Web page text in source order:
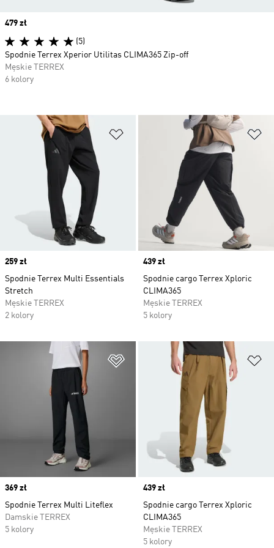
Dodaj do listy życzeń
Price
259 zł
Spodnie Terrex Multi Essentials
Stretch
Męskie TERREX
2 kolory
Price
439 zł
Spodnie cargo Terrex Xploric
CLIMA365
Męskie TERREX
5 kolory
Dodaj do listy życzeń
Price
369 zł
Spodnie Terrex Multi Liteflex
Damskie TERREX
5 kolory
Price
439 zł
Spodnie cargo Terrex Xploric
CLIMA365
Męskie TERREX
5 kolory
Price
479 zł
(5)
Spodnie Terrex Xperior Utilitas CLIMA365 Zip-off
Męskie TERREX
6 kolory